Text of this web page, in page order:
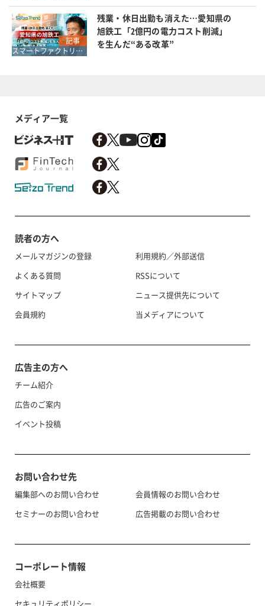
記事
スマートファクトリー・デジタル工場
残業・休日出勤も消えた…愛知県の
旭鉄工「2億円の電力コスト削減」
を生んだ“ある改革”
メディア一覧
読者の方へ
メールマガジンの登録
よくある質問
サイトマップ
会員規約
利用規約／外部送信
RSSについて
ニュース提供先について
当メディアについて
広告主の方へ
チーム紹介
広告のご案内
イベント投稿
お問い合わせ先
編集部へのお問い合わせ
セミナーのお問い合わせ
会員情報のお問い合わせ
広告掲載のお問い合わせ
コーポレート情報
会社概要
セキュリティポリシー